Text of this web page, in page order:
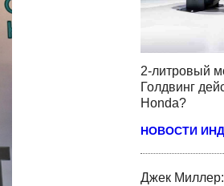
2-литровый
Голдвинг
Honda?
НОВОСТИ
Джек Миллер: